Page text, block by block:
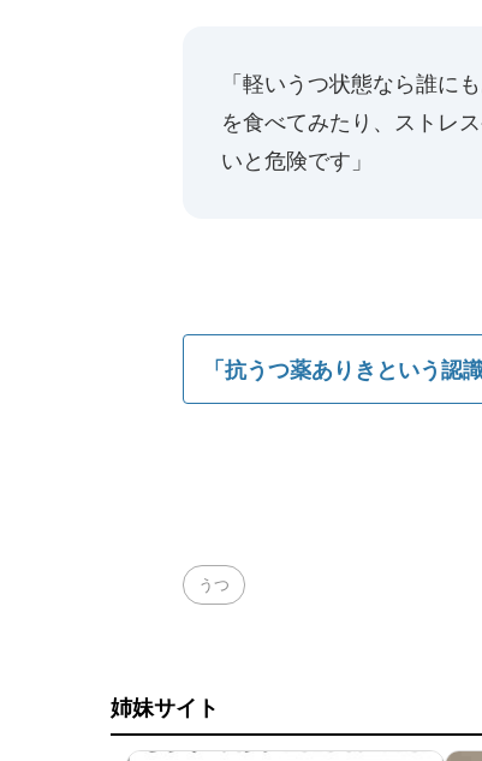
「軽いうつ状態なら誰に
を食べてみたり、ストレ
いと危険です」
「抗うつ薬ありきという認
うつ
姉妹サイト